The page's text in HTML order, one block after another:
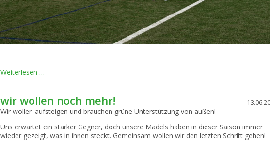
Weiterlesen …
wir wollen noch mehr!
Wir wollen aufsteigen und brauchen grüne Unterstützung von außen!
Uns erwartet ein starker Gegner, doch unsere Mädels haben in dieser Saison immer
wieder gezeigt, was in ihnen steckt. Gemeinsam wollen wir den letzten Schritt gehen!